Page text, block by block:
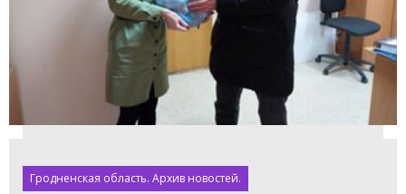
Гродненская область. Архив новостей.